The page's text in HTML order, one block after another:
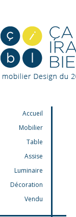
Accueil
Mobilier
Table
Assise
Luminaire
Décoration
Vendu